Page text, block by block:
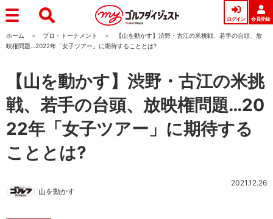
ログイン 会員登録
ホーム プロ・トーナメント
【山を動かす】渋野・古江の米挑戦、若手の台頭、放
映権問題…2022年「女子ツアー」に期待することとは?
【山を動かす】渋野・古江の米挑
戦、若手の台頭、放映権問題…20
22年「女子ツアー」に期待する
こととは?
山を動かす
2021.12.26